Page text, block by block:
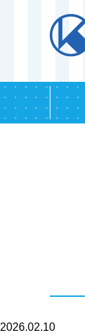
2026.02.10